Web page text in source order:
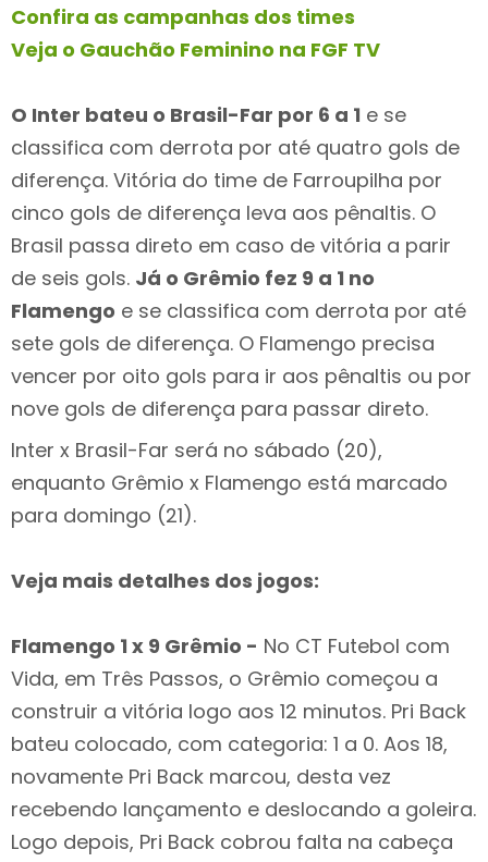
Confira as campanhas dos times
Veja o Gauchão Feminino na FGF TV
O Inter bateu o Brasil-Far por 6 a 1 e se
classifica com derrota por até quatro gols de
diferença. Vitória do time de Farroupilha por
cinco gols de diferença leva aos pênaltis. O
Brasil passa direto em caso de vitória a parir
de seis gols. Já o Grêmio fez 9 a 1 no
Flamengo e se classifica com derrota por até
sete gols de diferença. O Flamengo precisa
vencer por oito gols para ir aos pênaltis ou por
nove gols de diferença para passar direto.
Inter x Brasil-Far será no sábado (20),
enquanto Grêmio x Flamengo está marcado
para domingo (21).
Veja mais detalhes dos jogos:
Flamengo 1 x 9 Grêmio - No CT Futebol com
Vida, em Três Passos, o Grêmio começou a
construir a vitória logo aos 12 minutos. Pri Back
bateu colocado, com categoria: 1 a 0. Aos 18,
novamente Pri Back marcou, desta vez
recebendo lançamento e deslocando a goleira.
Logo depois, Pri Back cobrou falta na cabeça